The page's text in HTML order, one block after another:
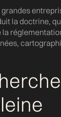
grandes
la doctrine,